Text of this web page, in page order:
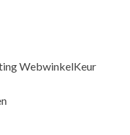
WebwinkelKeur